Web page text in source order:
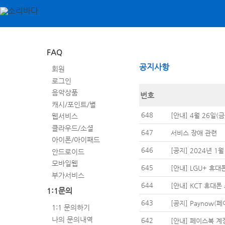
FAQ
회원
로그인
음악상품
캐시/포인트/별
웹서비스
클라우드/소셜
아이폰/아이패드
안드로이드
모바일웹
부가서비스
1:1문의
1:1 문의하기
나의 문의내역
공지사항
번호
648 [안내] 4월 26일(
647 서비스 장애 관련
646 [공지] 2024년 1월
645 [안내] LGU+ 휴대
644 [안내] KCT 휴대폰
643 [공지] Paynow(페
642 [안내] 페이스북 계